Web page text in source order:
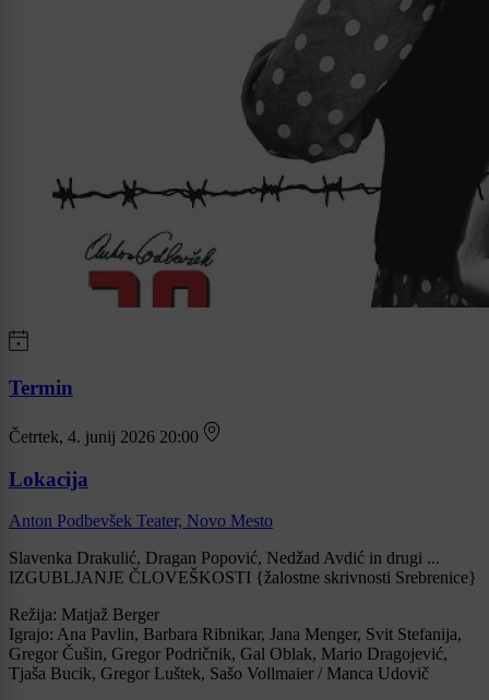
Termin
Četrtek, 4. junij 2026 20:00
Lokacija
Anton Podbevšek Teater, Novo Mesto
Slavenka Drakulić, Dragan Popović, Nedžad Avdić in drugi ...
IZGUBLJANJE ČLOVEŠKOSTI {žalostne skrivnosti Srebrenice}
Režija: Matjaž Berger
Igrajo: Ana Pavlin, Barbara Ribnikar, Jana Menger, Svit Stefanija,
Gregor Čušin, Gregor Podričnik, Gal Oblak, Mario Dragojević,
Tjaša Bucik, Gregor Luštek, Sašo Vollmaier / Manca Udovič